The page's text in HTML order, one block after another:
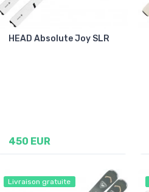
HEAD Absolute Joy SLR
450 EUR
Livraison gratuite